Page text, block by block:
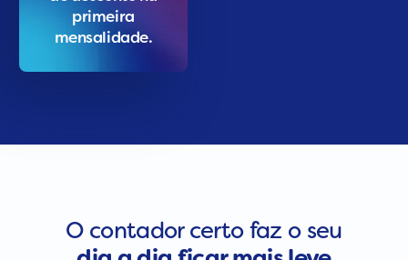
primeira
mensalidade.
O contador certo faz o seu